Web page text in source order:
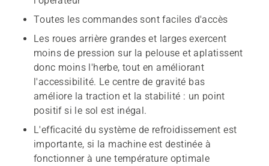
Toutes les commandes sont faciles d'accès
Les roues arrière grandes et larges exercent
moins de pression sur la pelouse et aplatissent
donc moins l'herbe, tout en améliorant
l'accessibilité. Le centre de gravité bas
améliore la traction et la stabilité : un point
positif si le sol est inégal.
L'efficacité du système de refroidissement est
importante, si la machine est destinée à
fonctionner à une température optimale